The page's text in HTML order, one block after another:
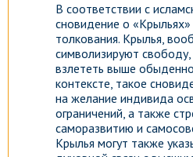
В соответствии с
сновидение о
толкования. Крылья,
символизируют
взлететь выше
контексте, такое
на желание индивида
ограничений, а также
саморазвитию и
Крылья могут также